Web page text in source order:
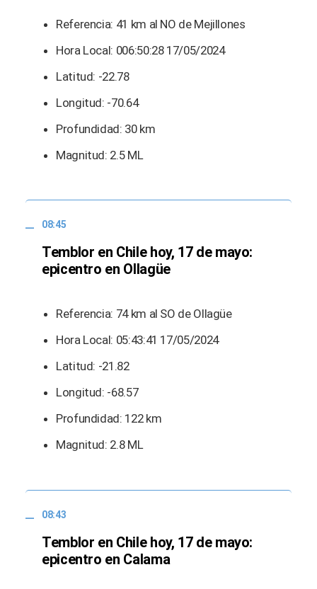
Referencia: 41 km al NO de Mejillones
Hora Local: 006:50:28 17/05/2024
Latitud: -22.78
Longitud: -70.64
Profundidad: 30 km
Magnitud: 2.5 ML
08:45
Temblor en Chile hoy, 17 de mayo:
epicentro en Ollagüe
Referencia: 74 km al SO de Ollagüe
Hora Local: 05:43:41 17/05/2024
Latitud: -21.82
Longitud: -68.57
Profundidad: 122 km
Magnitud: 2.8 ML
08:43
Temblor en Chile hoy, 17 de mayo:
epicentro en Calama